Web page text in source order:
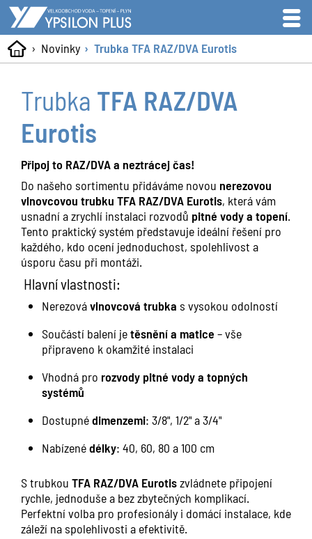
Novinky Trubka TFA RAZ/DVA Eurotis
Trubka TFA RAZ/DVA
Eurotis
Připoj to RAZ/DVA a neztrácej čas!
Do našeho sortimentu přidáváme novou nerezovou
vlnovcovou trubku TFA RAZ/DVA Eurotis, která vám
usnadní a zrychlí instalaci rozvodů pitné vody a topení.
Tento praktický systém představuje ideální řešení pro
každého, kdo ocení jednoduchost, spolehlivost a
úsporu času při montáži.
Hlavní vlastnosti:
Nerezovávlnovcová trubka s vysokou odolností
Součástí balení jetěsnění a matice – vše
připraveno k okamžité instalaci
Vhodná pro rozvody pitné vody a topných
systémů
Dostupnédimenzemi: 3/8", 1/2" a 3/4"
Nabízenédélky: 40, 60, 80 a 100 cm
S trubkou TFA RAZ/DVA Eurotiszvládnete připojení
rychle, jednoduše a bez zbytečných komplikací.
Perfektní volba pro profesionály i domácí instalace, kde
záleží na spolehlivosti a efektivitě.